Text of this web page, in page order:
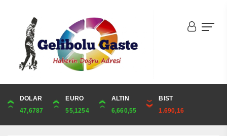
DOLAR
47,6787
EURO
55,1254
ALTIN
6,660,55
BIST
1.690,16
ONS
4,341,81
ALTIN
6,660,55
ÇEYREK
10,889,99
CUMHURİYET
44,750,00